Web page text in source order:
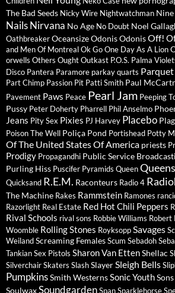
The Bad Seeds Nicky Wire Nightwatchman
Nails Nirvana No Age No Doubt Noel
OathbreakerOceansizeOdonis OdonisOff!
and MenOf MontrealOk GoOne Day As A Lion
orwells Others OughtOutkast P.O.S. Palma
Disco Pantera Paramore parkay quarts
Part Chimp Passion Pit Patti Smith Paul
Pavement Paws Peace Pearl Jam Peeping
Pussy Peter Doherty Pharrell Phil Anselmo
Jeans Pity Sex Pixies PJ Harvey Placebo
Poison The Well Poliça Pond Portishead Potty
Of The United States Of America priests
Prodigy Propagandhi Public Service
Purling Hiss Puscifer Pyramids Queen
Quicksand R.E.M. Raconteurs Radio 4
The Machine Rakes Rammstein Ramones
Razorlight Real Estate Red Hot Chili Peppers
Rival Schools rival sons Robbie Williams Robert
Woomble Rolling Stones RoyksoppSavages
WeilandScreaming FemalesScum Sebadoh
TankianSex Pistols Sharon Van EttenShellac
SilverchairSkaters SlashSlayerSleigh Bells
PumpkinsSmith WesternsSonic Youth
SoulwaxSoundgardenSpanSparklehorse